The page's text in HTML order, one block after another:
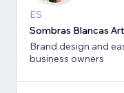
ES
Sombras Blancas
Brand design and
business owners